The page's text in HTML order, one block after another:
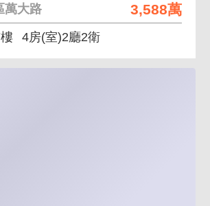
3,588萬
萬大路
4房(室)2廳2衛